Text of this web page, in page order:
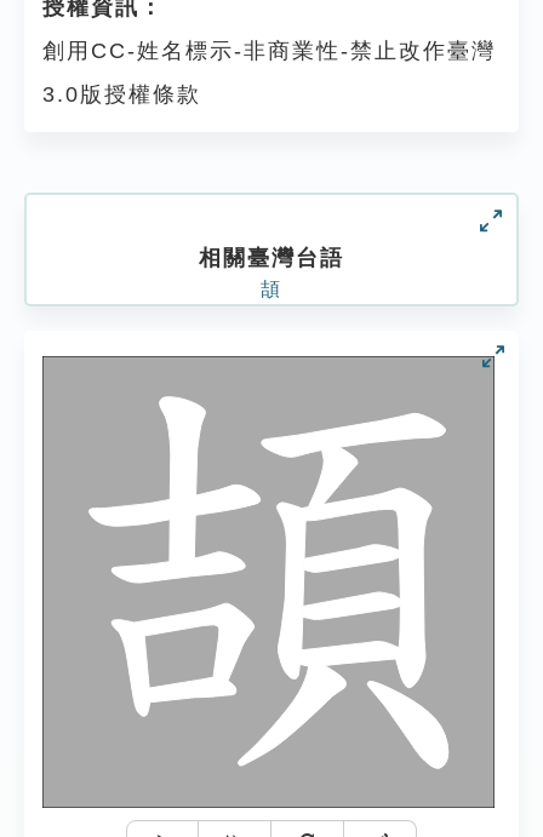
授權資訊：
創用CC-姓名標示-非商業性-禁止改作臺灣
3.0版授權條款
相關臺灣台語
頡